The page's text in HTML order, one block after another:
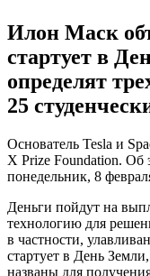
Илон Маск
стартует в
определят
25
Основатель Tesla и
X Prize Foundation. Об
понедельник, 8
Деньги пойдут на
технологию для
в частности,
стартует в День
названы для